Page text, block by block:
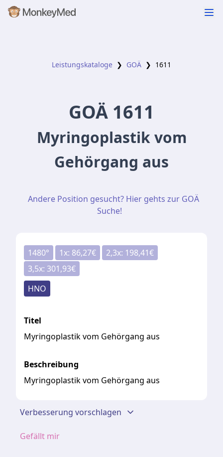
Leistungskataloge ❯ GOÄ ❯ 1611
GOÄ 1611
Myringoplastik vom
Gehörgang aus
Andere Position gesucht? Hier gehts zur GOÄ
Suche!
1480° 1x: 86,27€ 2,3x: 198,41€
3,5x: 301,93€
HNO
Titel
Myringoplastik vom Gehörgang aus
Beschreibung
Myringoplastik vom Gehörgang aus
Verbesserung vorschlagen
Gefällt mir